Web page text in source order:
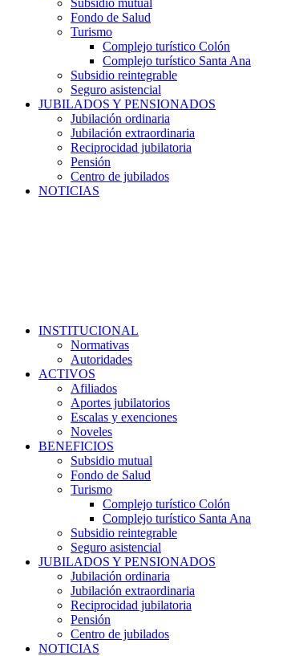
Subsidio mutual
Fondo de Salud
Turismo
Complejo turístico Colón
Complejo turístico Santa Ana
Subsidio reintegrable
Seguro asistencial
JUBILADOS Y PENSIONADOS
Jubilación ordinaria
Jubilación extraordinaria
Reciprocidad jubilatoria
Pensión
Centro de jubilados
NOTICIAS
INSTITUCIONAL
Normativas
Autoridades
ACTIVOS
Afiliados
Aportes jubilatorios
Escalas y exenciones
Noveles
BENEFICIOS
Subsidio mutual
Fondo de Salud
Turismo
Complejo turístico Colón
Complejo turístico Santa Ana
Subsidio reintegrable
Seguro asistencial
JUBILADOS Y PENSIONADOS
Jubilación ordinaria
Jubilación extraordinaria
Reciprocidad jubilatoria
Pensión
Centro de jubilados
NOTICIAS